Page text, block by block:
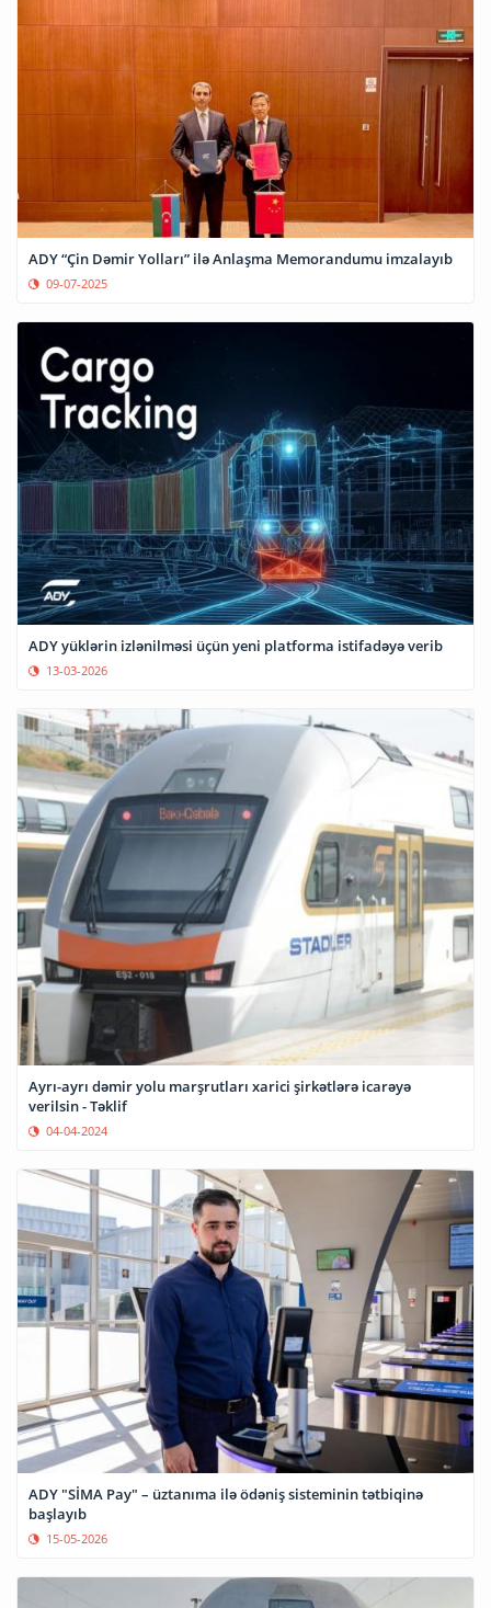
ADY “Çin Dəmir Yolları” ilə Anlaşma Memorandumu imzalayıb
09-07-2025
ADY yüklərin izlənilməsi üçün yeni platforma istifadəyə verib
13-03-2026
Ayrı-ayrı dəmir yolu marşrutları xarici şirkətlərə icarəyə
verilsin - Təklif
04-04-2024
ADY "SİMA Pay" – üztanıma ilə ödəniş sisteminin tətbiqinə
başlayıb
15-05-2026